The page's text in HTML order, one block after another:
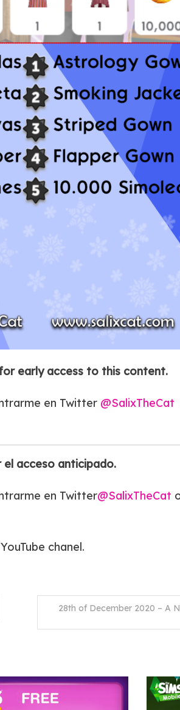
early access to this content.
en Twitter @SalixTheCat
el acceso anticipado.
en Twitter@SalixTheCat
YouTube chanel.
28th of December 2020 – A